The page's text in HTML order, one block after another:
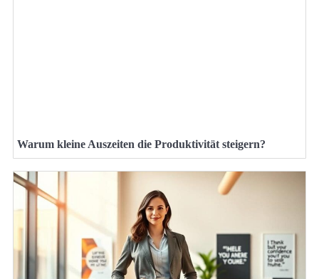
Warum kleine Auszeiten die Produktivität steigern?